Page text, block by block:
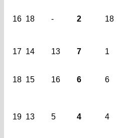
16 18 - 2 18
17 14 13 7 1
18 15 16 6 6
19 13 5 4 4